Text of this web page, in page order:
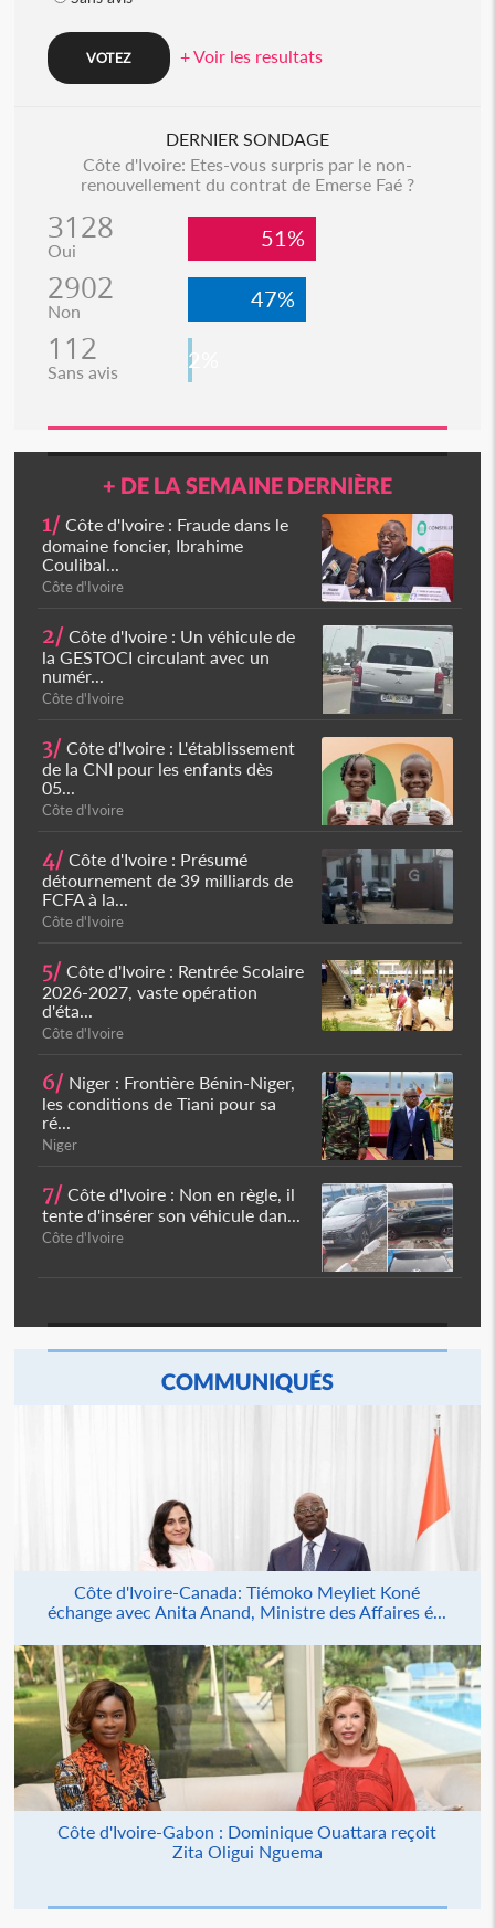
+ Voir les resultats
DERNIER SONDAGE
Côte d'Ivoire: Etes-vous surpris par le non-
renouvellement du contrat de Emerse Faé ?
3128
Oui 51%
2902
Non 47%
112
Sans avis 2%
+ DE LA SEMAINE DERNIÈRE
1/ Côte d'Ivoire : Fraude dans le
domaine foncier, Ibrahime
Coulibal...
Côte d'Ivoire
2/ Côte d'Ivoire : Un véhicule de
la GESTOCI circulant avec un
numér...
Côte d'Ivoire
3/ Côte d'Ivoire : L'établissement
de la CNI pour les enfants dès
05...
Côte d'Ivoire
4/ Côte d'Ivoire : Présumé
détournement de 39 milliards de
FCFA à la...
Côte d'Ivoire
5/ Côte d'Ivoire : Rentrée Scolaire
2026-2027, vaste opération
d'éta...
Côte d'Ivoire
6/ Niger : Frontière Bénin-Niger,
les conditions de Tiani pour sa
ré...
Niger
7/ Côte d'Ivoire : Non en règle, il
tente d'insérer son véhicule dan...
Côte d'Ivoire
COMMUNIQUÉS
Côte d'Ivoire-Canada: Tiémoko Meyliet Koné
échange avec Anita Anand, Ministre des Affaires é...
Côte d'Ivoire-Gabon : Dominique Ouattara reçoit
Zita Oligui Nguema